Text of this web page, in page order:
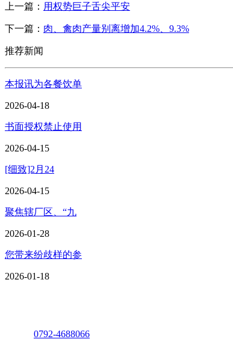
上一篇： 用权势巨子舌尖平安
下一篇： 肉、禽肉产量别离增加4.2%、9.3%
推荐新闻
本报讯为各餐饮单
2026-04-18
书面授权禁止使用
2026-04-15
[细致]2月24
2026-04-15
聚焦辖厂区、“九
2026-01-28
您带来纷歧样的参
2026-01-18
0792-4688066